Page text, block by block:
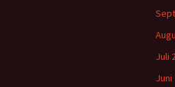
Juli
Juni